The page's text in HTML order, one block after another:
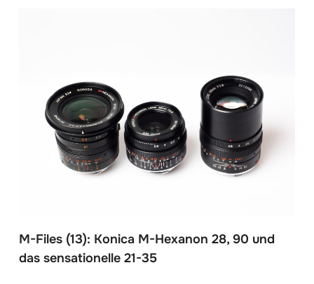
M-Files (13): Konica M-Hexanon 28, 90 und
das sensationelle 21-35